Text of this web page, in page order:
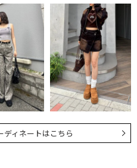
ディネートはこちら